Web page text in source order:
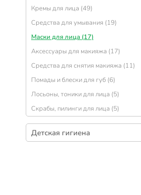
Средства для загара, после загара (8)
Бумажные полотенца (7)
Массажеры (7)
Пена для ванн (6)
Бумажные платочки (6)
Губки для тела (4)
Подарочные наборы (4)
Жидкости для снятия лака (3)
Пемзы и терки для стоп (2)
Пластыри (2)
Средства для чистки ковров и мягкой
мебели (6)
Полироль (2)
Средства для подкрахмаливания и
Ополаскиватели для полости рта (15)
Зубочистки (8)
Кремы для лица (49)
Средства для умывания (19)
Маски для лица (17)
Аксессуары для макияжа (17)
Средства для снятия макияжа (11)
Помады и блески для губ (6)
Лосьоны, тоники для лица (5)
Скрабы, пилинги для лица (5)
Детская гигиена